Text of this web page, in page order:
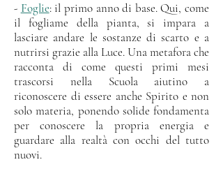
- Foglie: il primo anno di base. Qui, come
il fogliame della pianta, si impara a
lasciare andare le sostanze di scarto e a
nutrirsi grazie alla Luce. Una metafora che
racconta di come questi primi mesi
trascorsi nella Scuola aiutino a
riconoscere di essere anche Spirito e non
solo materia, ponendo solide fondamenta
per conoscere la propria energia e
guardare alla realtà con occhi del tutto
nuovi.